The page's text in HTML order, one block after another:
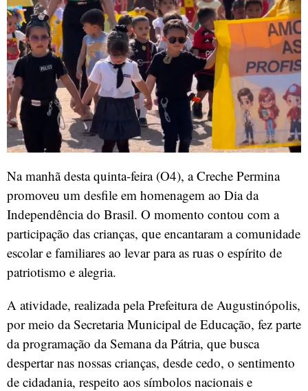
Na manhã desta quinta-feira (O4), a Creche Permina
promoveu um desfile em homenagem ao Dia da
Independência do Brasil. O momento contou com a
participação das crianças, que encantaram a comunidade
escolar e familiares ao levar para as ruas o espírito de
patriotismo e alegria.
A atividade, realizada pela Prefeitura de Augustinópolis,
por meio da Secretaria Municipal de Educação, fez parte
da programação da Semana da Pátria, que busca
despertar nas nossas crianças, desde cedo, o sentimento
de cidadania, respeito aos símbolos nacionais e